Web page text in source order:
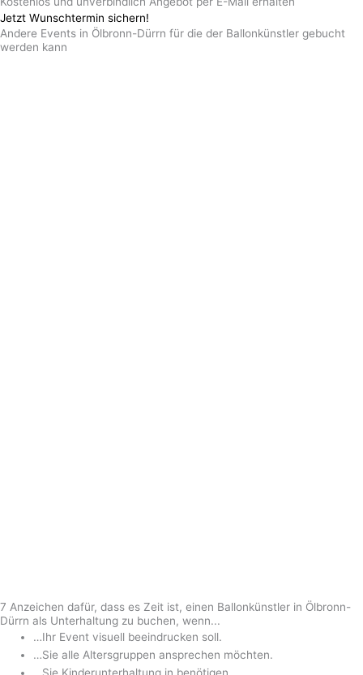
Jetzt Wunschtermin sichern!
Andere Events in Ölbronn-Dürrn für die der Ballonkünstler gebucht
werden kann
7 Anzeichen dafür, dass es Zeit ist, einen Ballonkünstler in Ölbronn-
Dürrn als Unterhaltung zu buchen, wenn...
…Ihr Event visuell beeindrucken soll.
…Sie alle Altersgruppen ansprechen möchten.
…Sie Kinderunterhaltung in benötigen.